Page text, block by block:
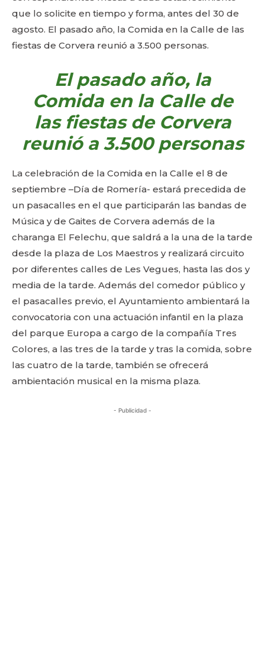
que lo solicite en tiempo y forma, antes del 30 de
agosto. El pasado año, la Comida en la Calle de las
fiestas de Corvera reunió a 3.500 personas.
El pasado año, la
Comida en la Calle de
las fiestas de Corvera
reunió a 3.500 personas
La celebración de la Comida en la Calle el 8 de
septiembre –Día de Romería- estará precedida de
un pasacalles en el que participarán las bandas de
Música y de Gaites de Corvera además de la
charanga El Felechu, que saldrá a la una de la tarde
desde la plaza de Los Maestros y realizará circuito
por diferentes calles de Les Vegues, hasta las dos y
media de la tarde. Además del comedor público y
el pasacalles previo, el Ayuntamiento ambientará la
convocatoria con una actuación infantil en la plaza
del parque Europa a cargo de la compañía Tres
Colores, a las tres de la tarde y tras la comida, sobre
las cuatro de la tarde, también se ofrecerá
ambientación musical en la misma plaza.
- Publicidad -